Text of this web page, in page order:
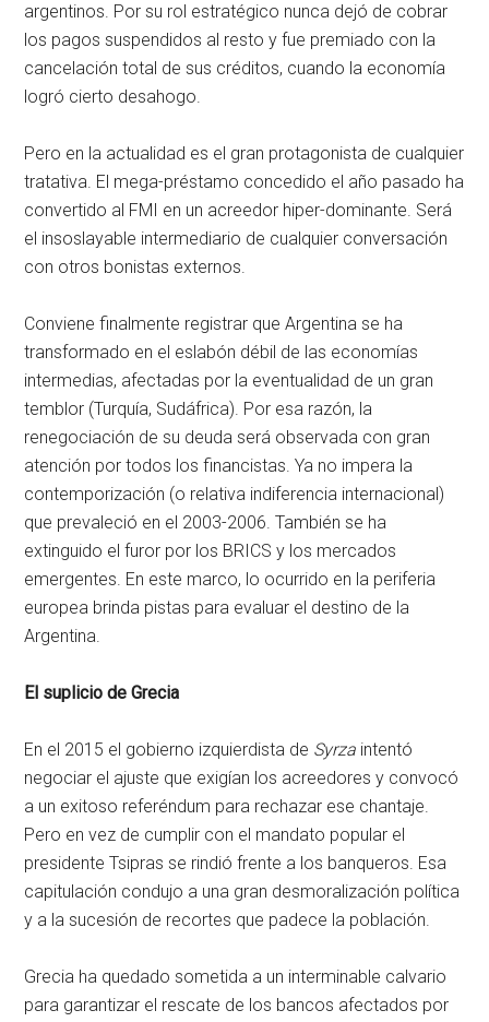
argentinos. Por su rol estratégico nunca dejó de cobrar
los pagos suspendidos al resto y fue premiado con la
cancelación total de sus créditos, cuando la economía
logró cierto desahogo.
Pero en la actualidad es el gran protagonista de cualquier
tratativa. El mega-préstamo concedido el año pasado ha
convertido al FMI en un acreedor hiper-dominante. Será
el insoslayable intermediario de cualquier conversación
con otros bonistas externos.
Conviene finalmente registrar que Argentina se ha
transformado en el eslabón débil de las economías
intermedias, afectadas por la eventualidad de un gran
temblor (Turquía, Sudáfrica). Por esa razón, la
renegociación de su deuda será observada con gran
atención por todos los financistas. Ya no impera la
contemporización (o relativa indiferencia internacional)
que prevaleció en el 2003-2006. También se ha
extinguido el furor por los BRICS y los mercados
emergentes. En este marco, lo ocurrido en la periferia
europea brinda pistas para evaluar el destino de la
Argentina.
El suplicio de Grecia
En el 2015 el gobierno izquierdista de Syrza intentó
negociar el ajuste que exigían los acreedores y convocó
a un exitoso referéndum para rechazar ese chantaje.
Pero en vez de cumplir con el mandato popular el
presidente Tsipras se rindió frente a los banqueros. Esa
capitulación condujo a una gran desmoralización política
y a la sucesión de recortes que padece la población.
Grecia ha quedado sometida a un interminable calvario
para garantizar el rescate de los bancos afectados por